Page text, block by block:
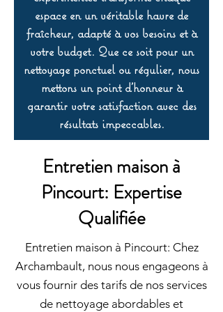
espace en un véritable havre de
fraîcheur, adapté à vos besoins et à
votre budget. Que ce soit pour un
nettoyage ponctuel ou régulier, nous
mettons un point d’honneur à
garantir votre satisfaction avec des
résultats impeccables.
Entretien maison à
Pincourt: Expertise
Qualifiée
Entretien maison à Pincourt: Chez
Archambault, nous nous engageons à
vous fournir des tarifs de nos services
de nettoyage abordables et